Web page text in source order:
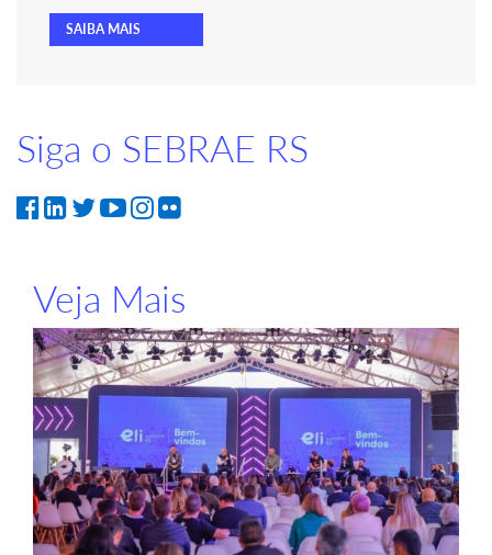
SAIBA MAIS
Siga o SEBRAE RS
Veja Mais